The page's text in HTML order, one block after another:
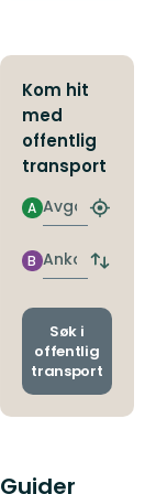
Kom hit
med
offentlig
transport
Avgang
A
Finn
Ankomst
B
Bytt
og
Søk i
offentlig
transport
Guider